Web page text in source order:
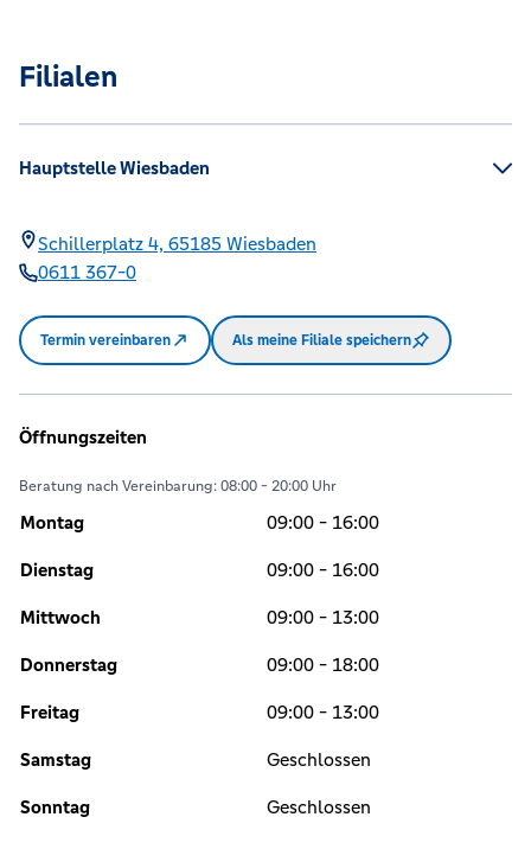
Filialen
Hauptstelle Wiesbaden
Schillerplatz 4, 65185 Wiesbaden
0611 367-0
Termin vereinbaren Als meine Filiale speichern
Öffnungszeiten
Beratung nach Vereinbarung: 08:00 - 20:00 Uhr
Montag 09:00 - 16:00
Dienstag 09:00 - 16:00
Mittwoch 09:00 - 13:00
Donnerstag 09:00 - 18:00
Freitag 09:00 - 13:00
Samstag Geschlossen
Sonntag Geschlossen